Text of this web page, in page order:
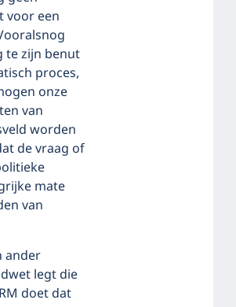
voor een
te zijn benut
proces,
onze
van
worden
de vraag of
mate
van
ander
legt die
doet dat